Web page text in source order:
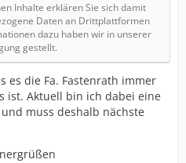
Inhalte erklären Sie sich damit
Daten an Drittplattformen
dazu haben wir in unserer
gestellt.
es die Fa. Fastenrath immer
ist. Aktuell bin ich dabei eine
muss deshalb nächste